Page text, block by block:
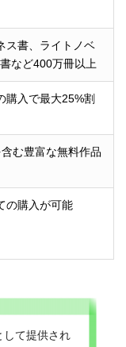
ス書、ライトノベ
など400万冊以上
購入で最大25%割
む豊富な無料作品
の購入が可能
して提供され